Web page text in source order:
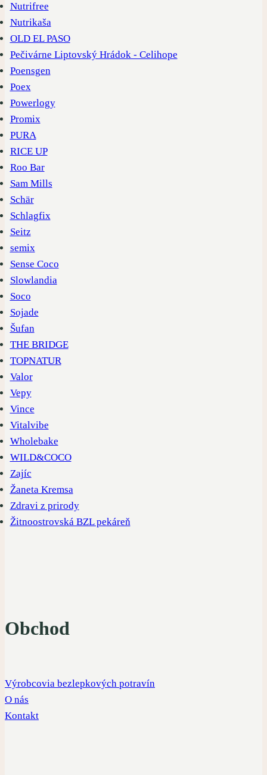
Nutrifree
Nutrikaša
OLD EL PASO
Pečivárne Liptovský Hrádok - Celihope
Poensgen
Poex
Powerlogy
Promix
PURA
RICE UP
Roo Bar
Sam Mills
Schär
Schlagfix
Seitz
semix
Sense Coco
Slowlandia
Soco
Sojade
Šufan
THE BRIDGE
TOPNATUR
Valor
Vepy
Vince
Vitalvibe
Wholebake
WILD&COCO
Zajíc
Žaneta Kremsa
Zdravi z prirody
Žitnoostrovská BZL pekáreň
Obchod
Výrobcovia bezlepkových potravín
O nás
Kontakt